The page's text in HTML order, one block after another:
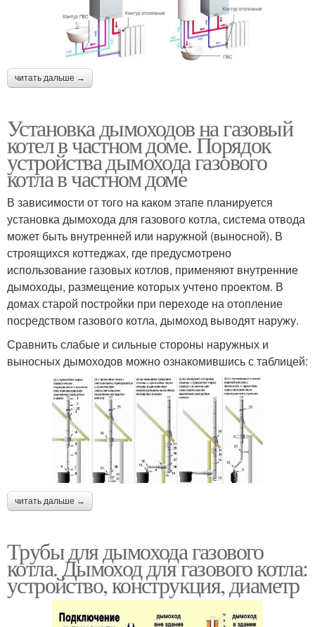
читать дальше →
Установка дымоходов на газовый
котел в частном доме. Порядок
устройства дымохода газового
котла в частном доме
В зависимости от того на каком этапе планируется
установка дымохода для газового котла, система отвода
может быть внутренней или наружной (выносной). В
строящихся коттеджах, где предусмотрено
использование газовых котлов, применяют внутренние
дымоходы, размещение которых учтено проектом. В
домах старой постройки при переходе на отопление
посредством газового котла, дымоход выводят наружу.
Сравнить слабые и сильные стороны наружных и
выносных дымоходов можно ознакомившись с таблицей:
читать дальше →
Трубы для дымохода газового
котла. Дымоход для газового котла:
устройство, конструкция, диаметр